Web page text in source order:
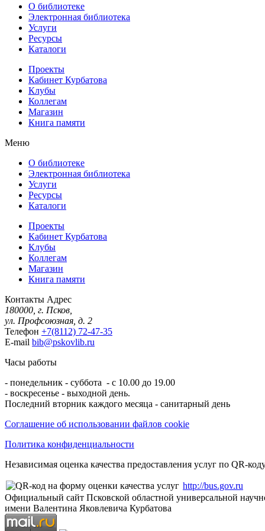
О библиотеке
Электронная библиотека
Услуги
Ресурсы
Каталоги
Проекты
Кабинет Курбатова
Клубы
Коллегам
Магазин
Книга памяти
Меню
О библиотеке
Электронная библиотека
Услуги
Ресурсы
Каталоги
Проекты
Кабинет Курбатова
Клубы
Коллегам
Магазин
Книга памяти
Контакты Адрес
180000, г. Псков,
ул. Профсоюзная, д. 2
Телефон +7(8112) 72-47-35
E-mail bib@pskovlib.ru
Часы работы
- понедельник - суббота - с 10.00 до 19.00
- воскресенье - выходной день.
Последний вторник каждого месяца - санитарный день
Соглашение об использовании файлов cookie
Политика конфиденциальности
Независимая оценка качества предоставления услуг по QR-
http://bus.gov.ru
Официальный сайт Псковской областной универсальной
имени Валентина Яковлевича Курбатова